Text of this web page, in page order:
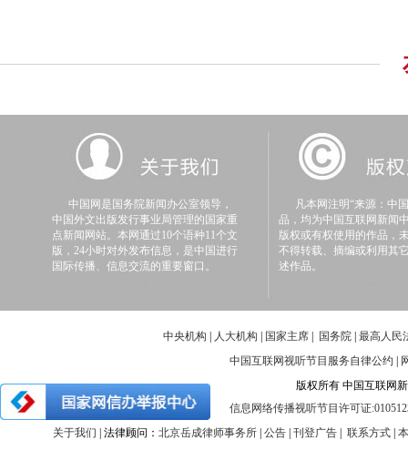
中国网是国务院新闻办公室领导，
中国外文出版发行事业局管理的国家重
点新闻网站。本网通过10个语种11个文
版，24小时对外发布信息，是中国进行
国际传播、信息交流的重要窗口。
凡本网注明“来源：中
品，均为中国互联网新闻
版权或有权使用的作品，
不得转载、摘编或利用其
述作品。
中央机构 人大机构 国家主席 国务院 最高人民
中国互联网视听节目服务自律公约
版权所有 中国互联网
信息网络传播视听节目许可证
关于我们
| 法律顾问：北京岳成律师事务所 |公告 |刊登广告 |联系方式 |